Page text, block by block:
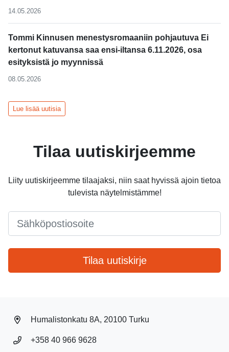
14.05.2026
Tommi Kinnusen menestysromaaniin pohjautuva Ei
kertonut katuvansa saa ensi-iltansa 6.11.2026, osa
esityksistä jo myynnissä
08.05.2026
Lue lisää uutisia
Tilaa uutiskirjeemme
Liity uutiskirjeemme tilaajaksi, niin saat hyvissä ajoin tietoa
tulevista näytelmistämme!
Tilaa uutiskirje
Humalistonkatu 8A, 20100 Turku
+358 40 966 9628